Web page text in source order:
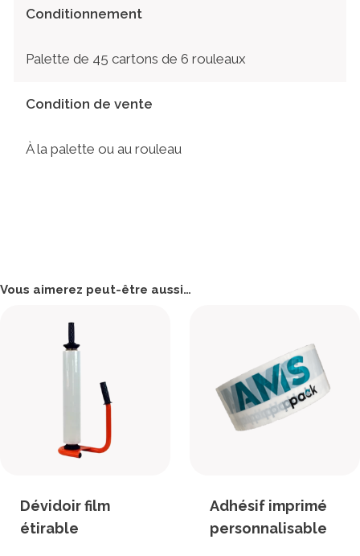
Conditionnement
Palette de 45 cartons de 6 rouleaux
Condition de vente
À la palette ou au rouleau
Vous aimerez peut-être aussi…
Dévidoir film
étirable
Adhésif imprimé
personnalisable